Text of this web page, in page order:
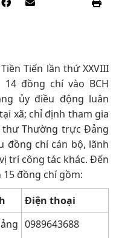
Tiến lần thứ XXVIII
14 đồng chí vào BCH
ủy điều động luân
xã; chỉ định tham gia
thư Thường trực Đảng
đồng chí cán bộ, lãnh
trí công tác khác. Đến
15 đồng chí gồm:
Điện thoại
0989643688